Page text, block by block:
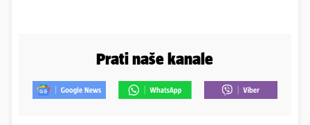
Prati naše kanale